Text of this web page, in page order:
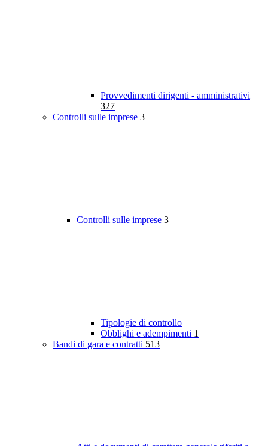
Provvedimenti dirigenti - amministrativi
327
Controlli sulle imprese 3
Controlli sulle imprese 3
Tipologie di controllo
Obblighi e adempimenti 1
Bandi di gara e contratti 513